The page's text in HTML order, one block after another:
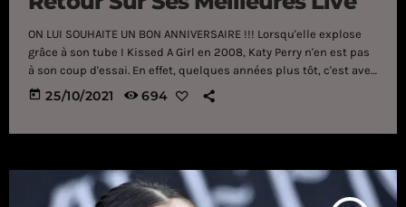
ON LUI SOUHAITE UN BON ANNIVERSAIRE !!! Lorsqu'elle explose
grâce à son tube I Kissed A Girl en 2008, Katy Perry n'en est pas
à son coup d'essai. En effet, quelques années plus tôt, c'est avec
l'album Katy Hudson, inspiré de son vrai nom, qu'elle tente de
faire entendre sa voix puissante et originale. Si cet opus est un
today 25/10/2021 694